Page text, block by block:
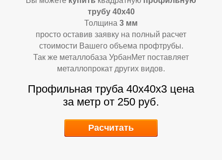
Д
трубу 40х40
Толщина 3 мм
просто оставив заявку на полный расчет
стоимости Вашего объема профтрубы.
Так же металлобаза УрбанМет поставляет
металлопрокат других видов.
Профильная труба 40х40х3 цена
за метр от 250 руб.
Расчитать
Д